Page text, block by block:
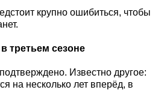
крупно ошибиться, чтобы
третьем сезоне
Известно другое:
на несколько лет вперёд, в